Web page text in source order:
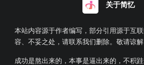
关于简忆
本站内容源于作者编写，部分引用源于互
容、不妥之处，请联系我们删除。敬请谅
成功是熬出来的，本事是逼出来的，不积跬